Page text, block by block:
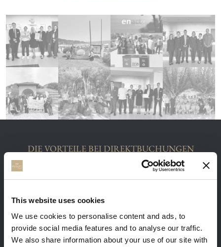
This website uses cookies
We use cookies to personalise content and ads, to
provide social media features and to analyse our traffic.
We also share information about your use of our site with
DIE VORTEILE BEI DIREKTBUCHUNGEN
Sie erhalten unsere besten verfügbaren
Preise. Melden Sie sich mit Ihrer E-Mail und
Sie erhalten 5% Rabatt.